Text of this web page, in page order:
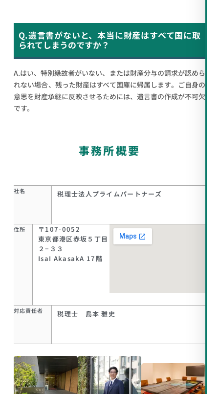
Q.遺言書がないと、本当に財産はすべて国に取
られてしまうのですか？
A.はい、特別縁故者がいない、または財産分与の請求が認めら
れない場合、残った財産はすべて国庫に帰属します。ご自身の
意思を財産承継に反映させるためには、遺言書の作成が不可欠
です。
事務所概要
社名 税理士法人プライムパートナーズ
住所
〒107-0052
東京都港区赤坂５丁目
２−３３
IsaI AkasakA 17階
対応責任者 税理士 島本 雅史